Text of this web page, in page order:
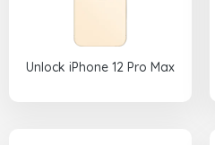
Unlock iPhone 12 Pro Max